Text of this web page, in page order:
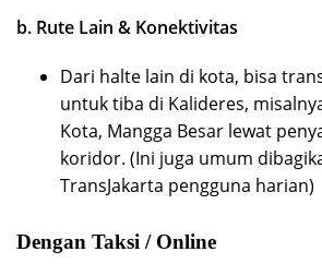
b. Rute Lain & Konektivitas
Dari halte lain di kota, bisa
untuk tiba di Kalideres,
Kota, Mangga Besar lewat
koridor. (Ini juga umum
TransJakarta pengguna harian)
Dengan Taksi / Online